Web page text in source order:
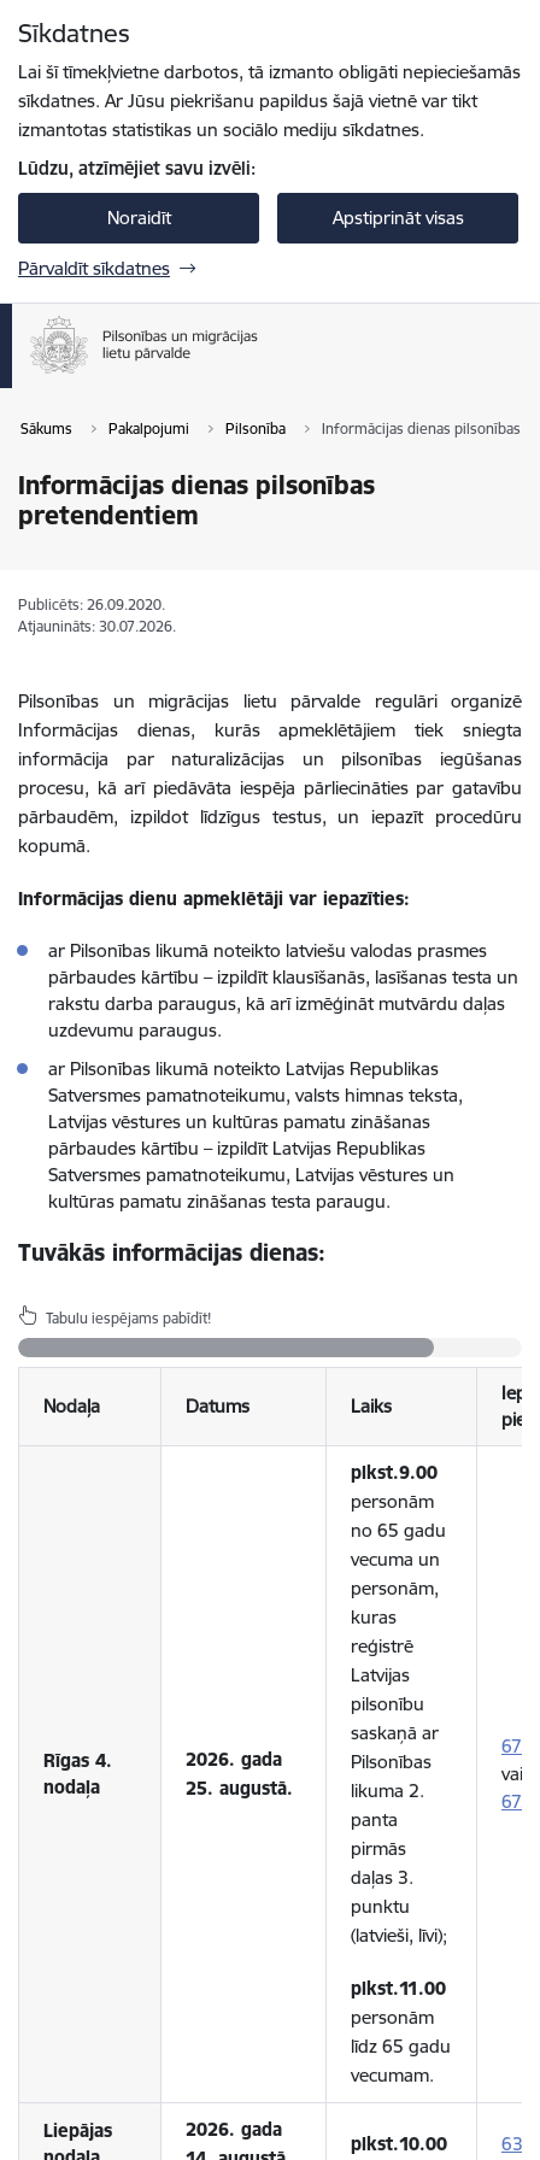
Sīkdatnes
Lai šī tīmekļvietne darbotos, tā izmanto obligāti nepieciešamās
sīkdatnes. Ar Jūsu piekrišanu papildus šajā vietnē var tikt
izmantotas statistikas un sociālo mediju sīkdatnes.
Lūdzu, atzīmējiet savu izvēli:
Noraidīt Apstiprināt visas
Pārvaldīt sīkdatnes
Sākums Pakalpojumi Pilsonība Informācijas dienas pilsonības
Informācijas dienas pilsonības
pretendentiem
Publicēts: 26.09.2020.
Atjaunināts: 30.07.2026.
Pilsonības un migrācijas lietu pārvalde regulāri organizē
Informācijas dienas, kurās apmeklētājiem tiek sniegta
informācija par naturalizācijas un pilsonības iegūšanas
procesu, kā arī piedāvāta iespēja pārliecināties par gatavību
pārbaudēm, izpildot līdzīgus testus, un iepazīt procedūru
kopumā.
Informācijas dienu apmeklētāji var iepazīties:
ar Pilsonības likumā noteikto latviešu valodas prasmes
pārbaudes kārtību – izpildīt klausīšanās, lasīšanas testa un
rakstu darba paraugus, kā arī izmēģināt mutvārdu daļas
uzdevumu paraugus.
ar Pilsonības likumā noteikto Latvijas Republikas
Satversmes pamatnoteikumu, valsts himnas teksta,
Latvijas vēstures un kultūras pamatu zināšanas
pārbaudes kārtību – izpildīt Latvijas Republikas
Satversmes pamatnoteikumu, Latvijas vēstures un
kultūras pamatu zināšanas testa paraugu.
Tuvākās informācijas dienas:
Tabulu iespējams pabīdīt!
Nodaļa Datums Laiks
Rīgas 4.
nodaļa
2026. gada
25. augustā.
plkst.9.00
personām
no 65 gadu
vecuma un
personām,
kuras
reģistrē
Latvijas
pilsonību
saskaņā ar
Pilsonības
likuma 2.
panta
pirmās
daļas 3.
punktu
(latvieši, līvi);
plkst.11.00
personām
līdz 65 gadu
vecumam.
vai
Liepājas
2026. gada
plkst.10.00